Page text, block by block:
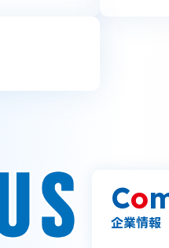
Co
企業情報